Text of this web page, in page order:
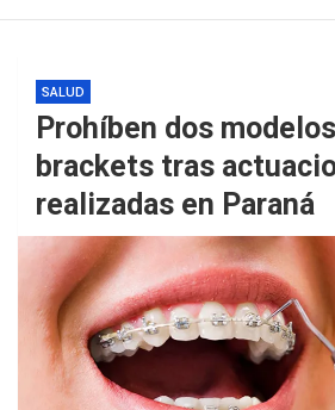
SALUD
Prohíben dos
brackets tras
realizadas en Paraná